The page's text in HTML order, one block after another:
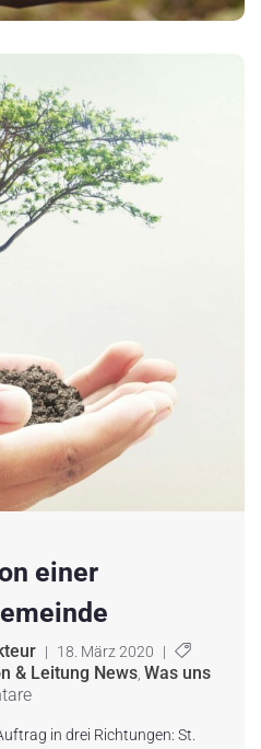
einer
| 18. März 2020 |
& Leitung News Was uns
in drei Richtungen: St.